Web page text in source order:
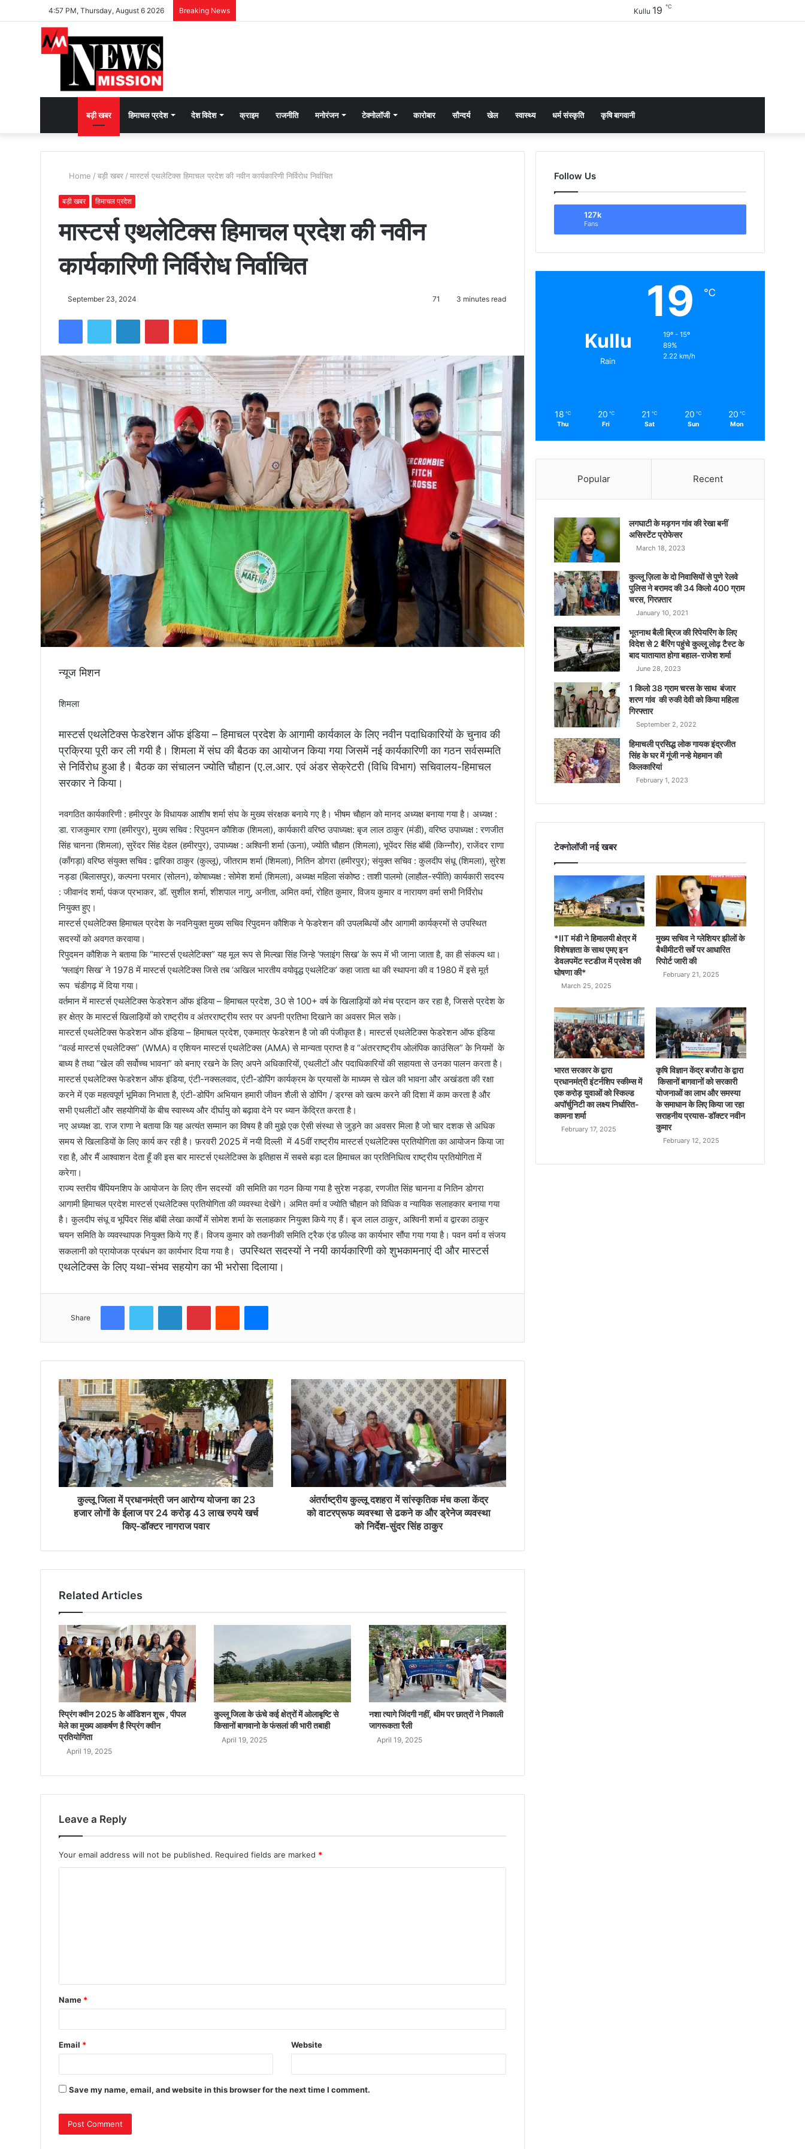
4:57 PM, Thursday, August 6 2026 Breaking News Kullu 19 ℃
भक्ति
भावना
जगाने
को
फीट
उंची
चोटी
फहराया
तिरंगा
बड़ी खबर हिमाचल प्रदेश देश विदेश क्राइम राजनीति मनोरंजन टेक्नोलॉजी कारोबार सौन्दर्य खेल स्वास्थ्य धर्म संस्कृति कृषि बागवानी
Home / बड़ी खबर / मास्टर्स एथलेटिक्स हिमाचल प्रदेश की नवीन कार्यकारिणी निर्विरोध निर्वाचित
बड़ी खबर हिमाचल प्रदेश
मास्टर्स एथलेटिक्स हिमाचल प्रदेश की नवीन
कार्यकारिणी निर्विरोध निर्वाचित
September 23, 2024 71 3 minutes read
न्यूज मिशन
शिमला
मास्टर्स एथलेटिक्स फेडरेशन ऑफ इंडिया – हिमाचल प्रदेश के आगामी कार्यकाल के लिए नवीन पदाधिकारियों के चुनाव की
प्रक्रिया पूरी कर ली गयी है। शिमला में संघ की बैठक का आयोजन किया गया जिसमें नई कार्यकारिणी का गठन सर्वसम्मति
से निर्विरोध हुआ है। बैठक का संचालन ज्योति चौहान (ए.ल.आर. एवं अंडर सेक्रेटरी (विधि विभाग) सचिवालय-हिमाचल
सरकार ने किया।
नवगठित कार्यकारिणी : हमीरपुर के विधायक आशीष शर्मा संघ के मुख्य संरक्षक बनाये गए है। भीषम चौहान को मानद अध्यक्ष बनाया गया है। अध्यक्ष :
डा. राजकुमार राणा (हमीरपुर), मुख्य सचिव : रिपुदमन कौशिक (शिमला), कार्यकारी वरिष्ठ उपाध्यक्ष: बृज लाल ठाकुर (मंडी), वरिष्ठ उपाध्यक्ष : रणजीत
सिंह चानना (शिमला), सुरेंदर सिंह देहल (हमीरपुर), उपाध्यक्ष : अश्विनी शर्मा (ऊना), ज्योति चौहान (शिमला), भूपेंदर सिंह बॉबी (किन्नौर), राजेंदर राणा
(काँगड़ा) वरिष्ठ संयुक्त सचिव : द्वारिका ठाकुर (कुल्लू), जीतराम शर्मा (शिमला), नितिन डोगरा (हमीरपुर); संयुक्त सचिव : कुलदीप संधू (शिमला), सुरेश
नड्डा (बिलासपुर), कल्पना परमार (सोलन), कोषाध्यक्ष : सोमेश शर्मा (शिमला), अध्यक्ष महिला संकोष्ठ : ताशी पालमो (लाहौल-स्पीति) कार्यकारी सदस्य
: जीवानंद शर्मा, पंकज प्रभाकर, डॉ. सुशील शर्मा, शीशपाल नागु, अनीता, अमित वर्मा, रोहित कुमार, विजय कुमार व नारायण वर्मा सभी निर्विरोध
नियुक्त हुए।
मास्टर्स एथलेटिक्स हिमाचल प्रदेश के नवनियुक्त मुख्य सचिव रिपुदमन कौशिक ने फेडरेशन की उपलब्धियों और आगामी कार्यक्रमों से उपस्थित
सदस्यों को अवगत करवाया।
रिपुदमन कौशिक ने बताया कि “मास्टर्स एथलेटिक्स” यह मूल रूप से मिल्खा सिंह जिन्हे ‘फ्लाइंग सिख’ के रूप में भी जाना जाता है, का ही संकल्प था।
‘फ्लाइंग सिख’ ने 1978 में मास्टर्स एथलेटिक्स जिसे तब ‘अखिल भारतीय वयोवृद्ध एथलेटिक’ कहा जाता था की स्थापना की व 1980 में इसे मूर्त
रूप चंडीगढ़ में दिया गया।
वर्तमान में मास्टर्स एथलेटिक्स फेडरेशन ऑफ इंडिया – हिमाचल प्रदेश, 30 से 100+ वर्ष के खिलाड़ियों को मंच प्रदान कर रहा है, जिससे प्रदेश के
हर क्षेत्र के मास्टर्स खिलाड़ियों को राष्ट्रीय व अंतरराष्ट्रीय स्तर पर अपनी प्रतिभा दिखाने का अवसर मिल सके।
मास्टर्स एथलेटिक्स फेडरेशन ऑफ इंडिया – हिमाचल प्रदेश, एकमात्र फेडरेशन है जो की पंजीकृत है। मास्टर्स एथलेटिक्स फेडरेशन ऑफ इंडिया
“वर्ल्ड मास्टर्स एथलेटिक्स” (WMA) व एशियन मास्टर्स एथलेटिक्स (AMA) से मान्यता प्राप्त है व “अंतरराष्ट्रीय ओलंपिक काउंसिल” के नियमों के
बाध्य है तथा “खेल की सर्वोच्च भावना” को बनाए रखने के लिए अपने अधिकारियों, एथलीटों और पदाधिकारियों की सहायता से उनका पालन करता है।
मास्टर्स एथलेटिक्स फेडरेशन ऑफ इंडिया, एंटी-नक्सलवाद, एंटी-डोपिंग कार्यक्रम के प्रयासों के माध्यम से खेल की भावना और अखंडता की रक्षा
करने में एक महत्वपूर्ण भूमिका निभाता है, एंटी-डोपिंग अभियान हमारी जीवन शैली से डोपिंग / ड्रग्स को खत्म करने की दिशा में काम करता है और
सभी एथलीटों और सहयोगियों के बीच स्वास्थ्य और दीर्घायु को बढ़ावा देने पर ध्यान केंद्रित करता है।
नए अध्यक्ष डा. राज राणा ने बताया कि यह अत्यंत सम्मान का विषय है की मुझे एक ऐसी संस्था से जुड़ने का अवसर मिला है जो चार दशक से अधिक
समय से खिलाडियों के लिए कार्य कर रही है। फ़रवरी 2025 में नयी दिल्ली में 45वीं राष्ट्रीय मास्टर्स एथलेटिक्स प्रतियोगिता का आयोजन किया जा
रहा है, और मैं आश्वाशन देता हूँ की इस बार मास्टर्स एथलेटिक्स के इतिहास में सबसे बड़ा दल हिमाचल का प्रतिनिधित्व राष्ट्रीय प्रतियोगिता में
करेगा।
राज्य स्तरीय चैंपियनशिप के आयोजन के लिए तीन सदस्यों की समिति का गठन किया गया है सुरेश नड्डा, रणजीत सिंह चानना व नितिन डोगरा
आगामी हिमाचल प्रदेश मास्टर्स एथलेटिक्स प्रतियोगिता की व्यवस्था देखेंगे। अमित वर्मा व ज्योति चौहान को विधिक व न्यायिक सलाहकार बनाया गया
है। कुलदीप संधू व भूपिंदर सिंह बॉबी लेखा कार्यों में सोमेश शर्मा के सलाहकार नियुक्त किये गए हैं। बृज लाल ठाकुर, अश्विनी शर्मा व द्वारका ठाकुर
चयन समिति के व्यवस्थापक नियुक्त किये गए हैं। विजय कुमार को तकनीकी समिति ट्रैक एंड फ़ील्ड का कार्यभार सौंपा गया गया है। पवन वर्मा व संजय
सकलानी को प्रायोजक प्रबंधन का कार्यभार दिया गया है।उपस्थित सदस्यों ने नयी कार्यकारिणी को शुभकामनाएं दी और मास्टर्स
एथलेटिक्स के लिए यथा-संभव सहयोग का भी भरोसा दिलाया।
Share
कुल्लू जिला में प्रधानमंत्री जन आरोग्य योजना का 23
हजार लोगों के ईलाज पर 24 करोड़ 43 लाख रुपये खर्च
किए-डॉक्टर नागराज पवार
अंतर्राष्ट्रीय कुल्लू दशहरा में सांस्कृतिक मंच कला केंद्र
को वाटरप्रूफ व्यवस्था से ढकने क और ड्रेनेज व्यवस्था
को निर्देश-सुंदर सिंह ठाकुर
Related Articles
स्प्रिंग क्वीन 2025 के ऑडिशन शुरू , पीपल
मेले का मुख्य आकर्षण है स्प्रिंग क्वीन
प्रतियोगिता
April 19, 2025
कुल्लू जिला के ऊंचे कई क्षेत्रों में ओलाबृष्टि से
किसानों बागवानो के फंसलां की भारी तबाही
April 19, 2025
नशा त्यागे जिंदगी नहीं, थीम पर छात्रों ने निकाली
जागरूकता रैली
April 19, 2025
Leave a Reply
Your email address will not be published. Required fields are marked *
Name *
Email * Website
Save my name, email, and website in this browser for the next time I comment.
Follow Us
127k
Fans
Kullu
Rain
19 ℃
19º - 15º
89%
2.22 km/h
18 ℃
Thu
20 ℃
Fri
21 ℃
Sat
20 ℃
Sun
20 ℃
Mon
Popular Recent
लगघाटी के मड़गन गांव की रेखा बनीं
असिस्टेंट प्रोफेसर
March 18, 2023
कुल्लू ज़िला के दो निवासियों से पुणे रेलवे
पुलिस ने बरामद की 34 किलो 400 ग्राम
चरस, गिरफ़्तार
January 10, 2021
भूतनाथ बैली ब्रिज की रिपेयरिंग के लिए
विदेश से 2 बैरिंग पहुंचे कुल्लू लोढ़ टैस्ट के
बाद यातायात होगा बहाल-राजेश शर्मा
June 28, 2023
1 किलो 38 ग्राम चरस के साथ बंजार
शरण गांव की रुकी देवी को किया महिला
गिरफ्तार
September 2, 2022
हिमाचली प्रसिद्ध लोक गायक इंद्रजीत
सिंह के घर में गूंजी नन्हे मेहमान की
किलकारियां
February 1, 2023
टेक्नोलॉजी नई खबर
*IIT मंडी ने हिमालयी क्षेत्र में
विशेषज्ञता के साथ एमए इन
डेवलपमेंट स्टडीज में प्रवेश की
घोषणा की*
March 25, 2025
मुख्य सचिव ने ग्लेशियर झीलों के
बैथीमीटरी सर्वे पर आधारित
रिपोर्ट जारी की
February 21, 2025
भारत सरकार के द्वारा
प्रधानमंत्री इंटर्नशिप स्कीम्स में
एक करोड़ युवाओं को स्किल्ड
अपॉर्चुनिटी का लक्ष्य निर्धारित-
कामना शर्मा
February 17, 2025
कृषि विज्ञान केंद्र बजौरा के द्वारा
किसानों बागवानों को सरकारी
योजनाओं का लाभ और समस्या
के समाधान के लिए किया जा रहा
सराहनीय प्रयास-डॉक्टर नवीन
कुमार
February 12, 2025